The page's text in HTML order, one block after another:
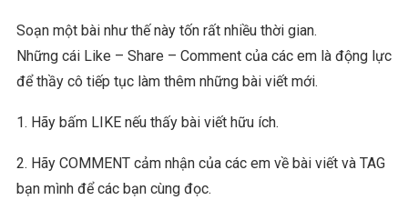
Soạn một bài như thế này tốn rất nhiều thời gian.
Những cái Like – Share – Comment của các em là động lực
để thầy cô tiếp tục làm thêm những bài viết mới.
1. Hãy bấm LIKE nếu thấy bài viết hữu ích.
2. Hãy COMMENT cảm nhận của các em về bài viết và TAG
bạn mình để các bạn cùng đọc.